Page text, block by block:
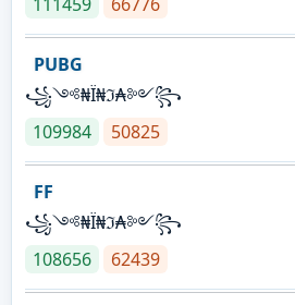
PUBG
꧁༺₦Ї₦ℑ₳༻꧂
109984
50825
FF
꧁༺₦Ї₦ℑ₳༻꧂
108656
62439